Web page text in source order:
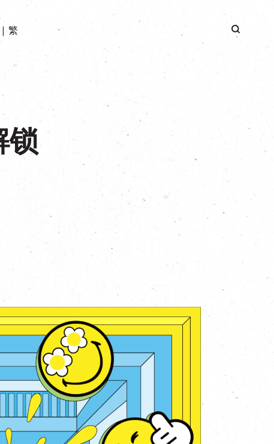
| 繁
锁